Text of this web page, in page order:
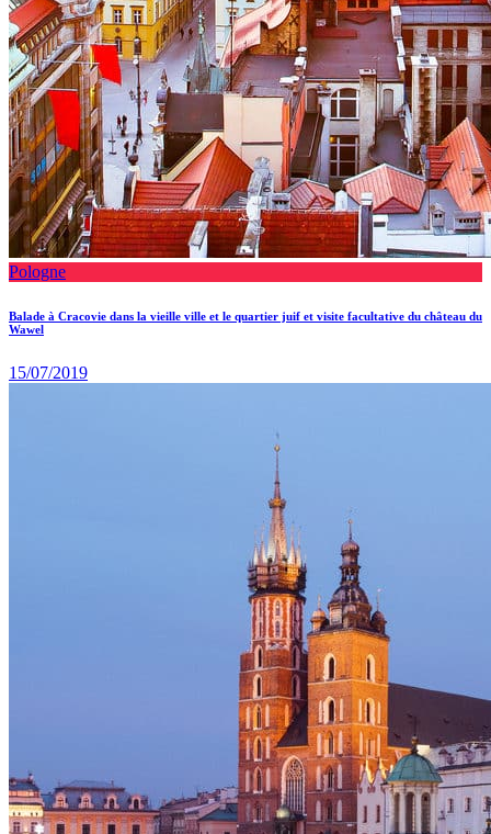
Pologne
Balade à Cracovie dans la vieille ville et le quartier juif et visite facultative du château du
Wawel
15/07/2019